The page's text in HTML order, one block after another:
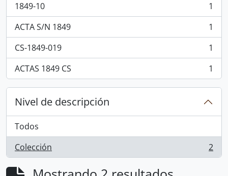
1849-10
, 1 resultados
1
ACTA S/N 1849
, 1 resultados
1
CS-1849-019
, 1 resultados
1
ACTAS 1849 CS
, 1 resultados 1
Nivel de descripción
Todos
Colección
, 2 resultados 2